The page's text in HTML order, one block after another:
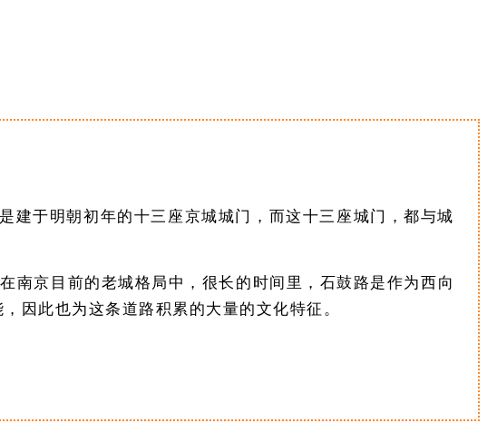
建于明朝初年的十三座京城城门，而这十三座城门，都与城
南京目前的老城格局中，很长的时间里，石鼓路是作为西向
因此也为这条道路积累的大量的文化特征。